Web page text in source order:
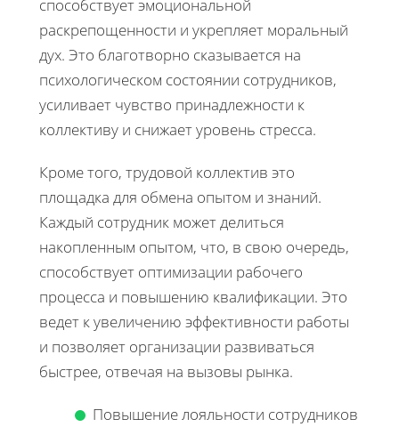
способствует эмоциональной
раскрепощенности и укрепляет моральный
дух. Это благотворно сказывается на
психологическом состоянии сотрудников,
усиливает чувство принадлежности к
коллективу и снижает уровень стресса.
Кроме того, трудовой коллектив это
площадка для обмена опытом и знаний.
Каждый сотрудник может делиться
накопленным опытом, что, в свою очередь,
способствует оптимизации рабочего
процесса и повышению квалификации. Это
ведет к увеличению эффективности работы
и позволяет организации развиваться
быстрее, отвечая на вызовы рынка.
Повышение лояльности сотрудников